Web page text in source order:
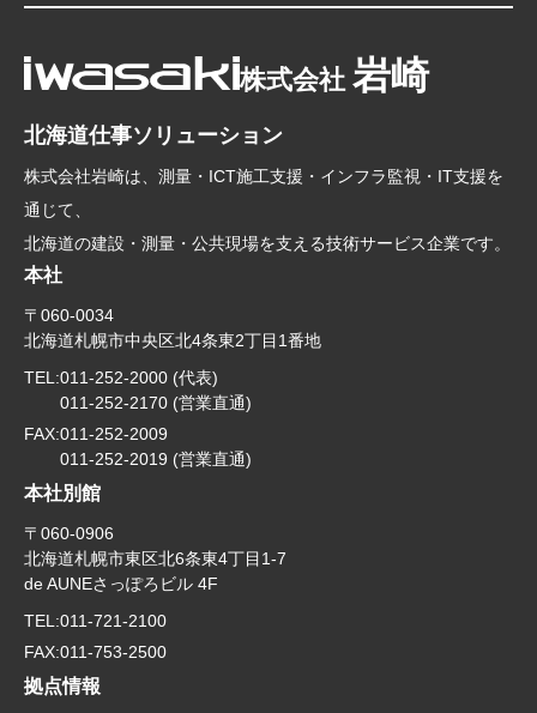
株式会社 岩崎
北海道仕事ソリューション
株式会社岩崎は、測量・ICT施工支援・インフラ監視・IT支援を
通じて、
北海道の建設・測量・公共現場を支える技術サービス企業です。
本社
〒060-0034
北海道札幌市中央区北4条東2丁目1番地
TEL:011-252-2000 (代表)
011-252-2170 (営業直通)
FAX:011-252-2009
011-252-2019 (営業直通)
本社別館
〒060-0906
北海道札幌市東区北6条東4丁目1-7
de AUNEさっぽろビル 4F
TEL:011-721-2100
FAX:011-753-2500
拠点情報